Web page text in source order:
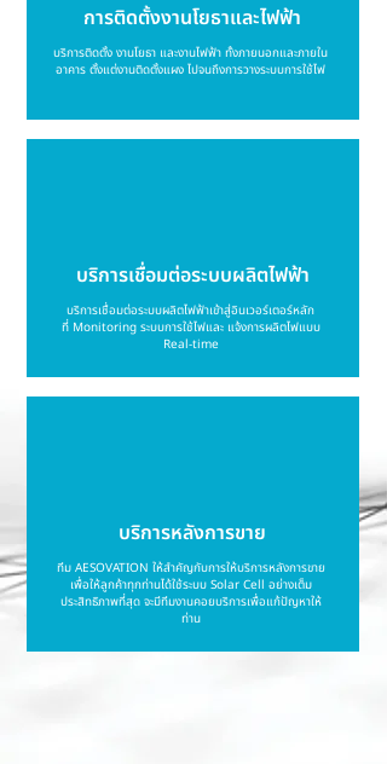
การติดตั้งงานโยธาและไฟฟ้า
บริการติดตั้ง งานโยธา และงานไฟฟ้า ทั้งภายนอกและภายใน
อาคาร ตั้งแต่งานติดตั้งแผง ไปจนถึงการวางระบบการใช้ไฟ
บริการเชื่อมต่อระบบผลิตไฟฟ้า
บริการเชื่อมต่อระบบผลิตไฟฟ้าเข้าสู่อินเวอร์เตอร์หลัก
ที่ Monitoring ระบบการใช้ไฟและ แจ้งการผลิตไฟแบบ
Real-time
บริการหลังการขาย
ทีม AESOVATION ให้สำคัญกับการให้บริการหลังการขาย
เพื่อให้ลูกค้าทุกท่านได้ใช้ระบบ Solar Cell อย่างเต็ม
ประสิทธิภาพที่สุด จะมีทีมงานคอยบริการเพื่อแก้ปัญหาให้
ท่าน